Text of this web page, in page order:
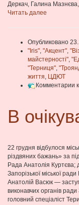
Деркач, Галина
Читать далее
Опубликовано
"Iris", "Акцент",
майстерності",
"Терниця",
життя, ЦДЮТ
Комментарии
В
22 грудня відбулося
різдвяних бажань» за
Рада Анатолія Куртєва;
Запорізької міської
Анатолій Васюк —
виконавчих органів
головний спеціаліст